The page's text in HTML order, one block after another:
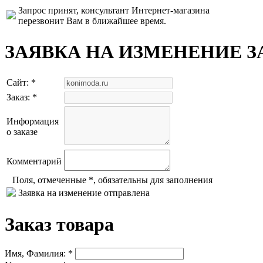
Запрос принят, консультант Интернет-магазина
перезвонит Вам в ближайшее время.
ЗАЯВКА НА ИЗМЕНЕНИЕ
Сайт: *
Заказ: *
Информация
о заказе
Комментарий
Поля, отмеченные *, обязательны для заполнения
Заявка на изменение отправлена
Заказ товара
Имя, Фамилия: *